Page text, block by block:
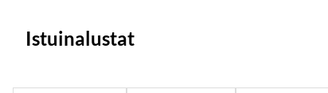
Istuinalustat